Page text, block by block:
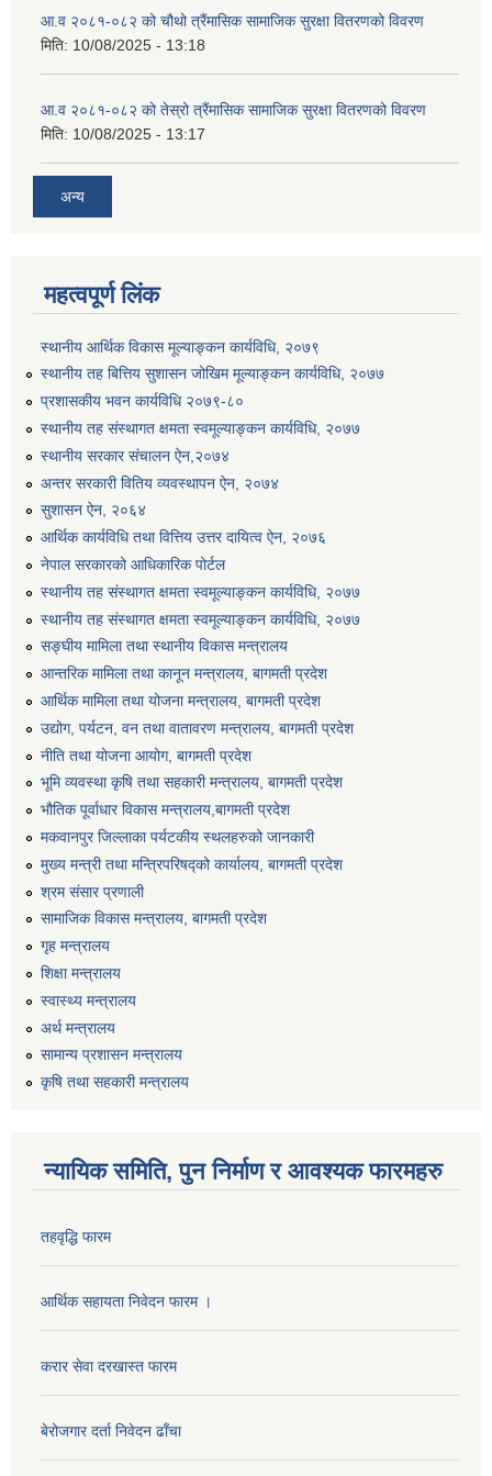
आ.व २०८१-०८२ को चौथो त्रैंमासिक सामाजिक सुरक्षा वितरणको विवरण
मिति: 10/08/2025 - 13:18
आ.व २०८१-०८२ को तेस्रो त्रैंमासिक सामाजिक सुरक्षा वितरणको विवरण
मिति: 10/08/2025 - 13:17
अन्य
महत्वपूर्ण लिंक
स्थानीय आर्थिक विकास मूल्याङ्कन कार्यविधि, २०७९
स्थानीय तह बित्तिय सुशासन जोखिम मूल्याङ्कन कार्यविधि, २०७७
प्रशासकीय भवन कार्यविधि २०७९-८०
स्थानीय तह संस्थागत क्षमता स्वमूल्याङ्कन कार्यविधि, २०७७
स्थानीय सरकार संचालन ऐन,२०७४
अन्तर सरकारी वितिय व्यवस्थापन ऐन, २०७४
सुशासन ऐन, २०६४
आर्थिक कार्यविधि तथा वित्तिय उत्तर दायित्व ऐन, २०७६
नेपाल सरकारको आधिकारिक पोर्टल
स्थानीय तह संस्थागत क्षमता स्वमूल्याङ्कन कार्यविधि, २०७७
स्थानीय तह संस्थागत क्षमता स्वमूल्याङ्कन कार्यविधि, २०७७
सङ्घीय मामिला तथा स्थानीय विकास मन्त्रालय
आन्तरिक मामिला तथा कानून मन्त्रालय, बागमती प्रदेश
आर्थिक मामिला तथा योजना मन्त्रालय, बागमती प्रदेश
उद्योग, पर्यटन, वन तथा वातावरण मन्त्रालय, बागमती प्रदेश
नीति तथा योजना आयोग, बागमती प्रदेश
भूमि व्यवस्था कृषि तथा सहकारी मन्त्रालय, बागमती प्रदेश
भौतिक पूर्वाधार विकास मन्त्रालय,बागमती प्रदेश
मकवानपुर जिल्लाका पर्यटकीय स्थलहरुको जानकारी
मुख्य मन्त्री तथा मन्त्रिपरिषद्को कार्यालय, बागमती प्रदेश
श्रम संसार प्रणाली
सामाजिक विकास मन्त्रालय, बागमती प्रदेश
गृह मन्त्रालय
शिक्षा मन्त्रालय
स्वास्थ्य मन्त्रालय
अर्थ मन्त्रालय
सामान्य प्रशासन मन्त्रालय
कृषि तथा सहकारी मन्त्रालय
न्यायिक समिति, पुन निर्माण र आवश्यक फारमहरु
तहवृद्धि फारम
आर्थिक सहायता निवेदन फारम ।
करार सेवा दरखास्त फारम
बेरोजगार दर्ता निवेदन ढाँचा